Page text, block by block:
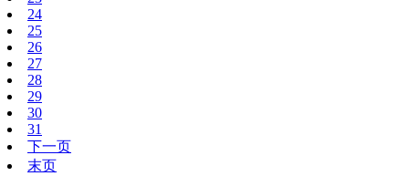
24
25
26
27
28
29
30
31
下一页
末页